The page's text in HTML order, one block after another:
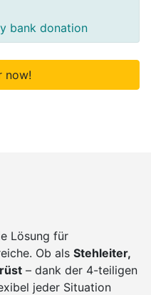
bank donation
now!
Lösung für
Ob als Stehleiter,
– dank der 4-teiligen
jeder Situation